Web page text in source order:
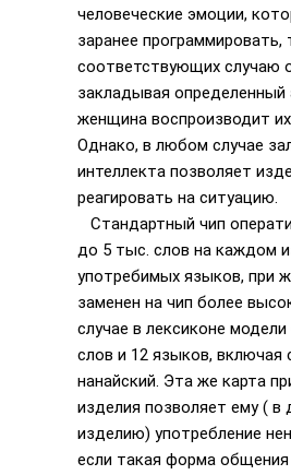
человеческие эмоции,
заранее программировать,
соответствующих случаю
закладывая
женщина воспроизводит
Однако, в любом случае
интеллекта позволяет
реагировать на ситуацию.
Стандартный чип
до 5 тыс. слов на каждом
употребимых языков, при
заменен на чип более
случае в лексиконе
слов и 12 языков, включая
нанайский. Эта же карта
изделия позволяет ему ( в
изделию) употребление
если такая форма общения